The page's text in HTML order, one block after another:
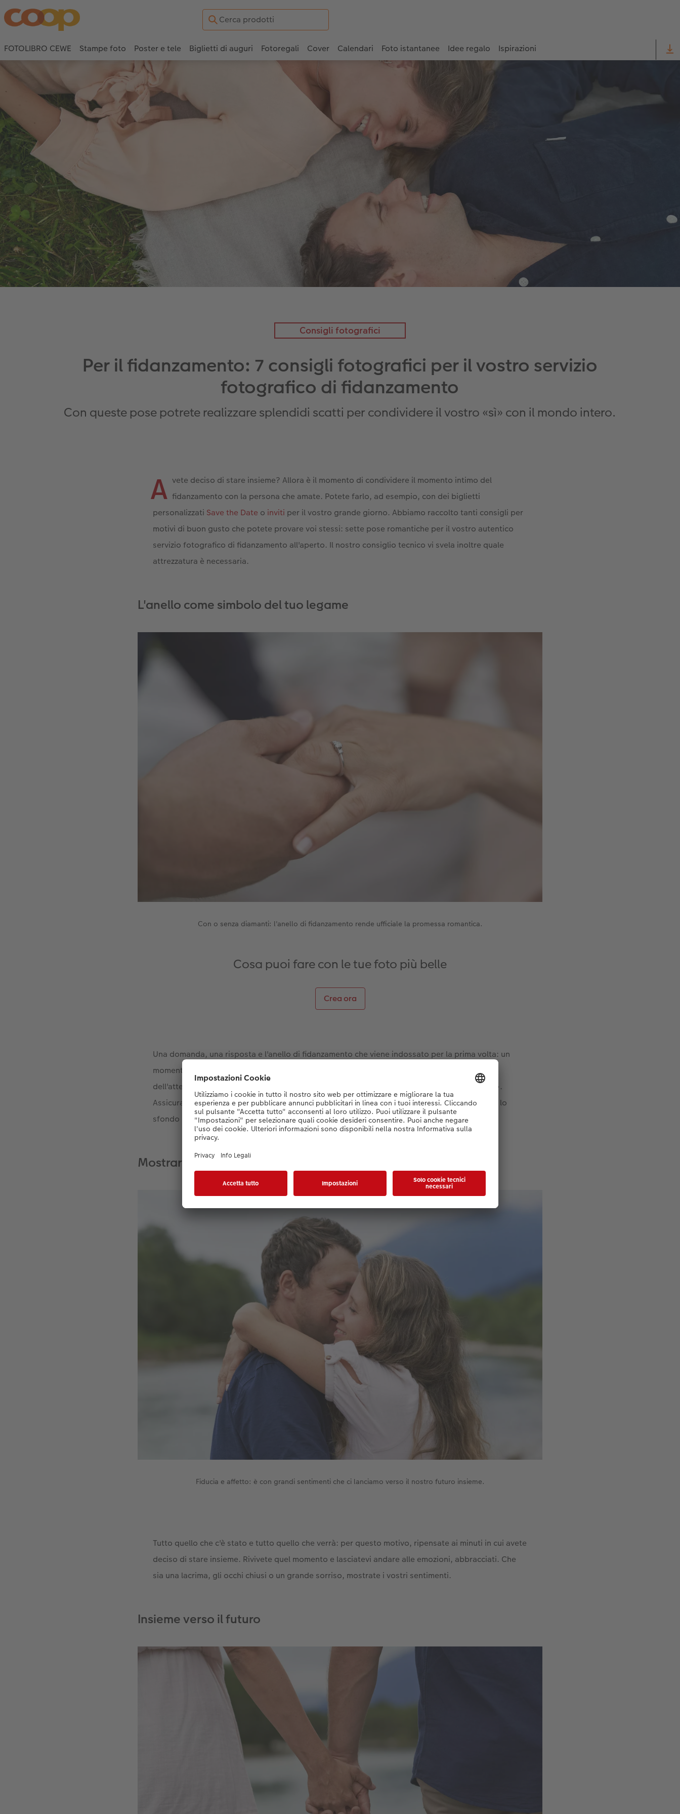
FOTOLIBRO CEWE Stampe foto Poster e tele Biglietti di auguri Fotoregali Cover Calendari Foto istantanee Idee regalo Ispirazioni
Consigli fotografici
Per il fidanzamento: 7 consigli fotografici per il vostro servizio
fotografico di fidanzamento
Con queste pose potrete realizzare splendidi scatti per condividere il vostro «sì» con il mondo intero.
A vete deciso di stare insieme? Allora è il momento di condividere il momento intimo del
fidanzamento con la persona che amate. Potete farlo, ad esempio, con dei biglietti
personalizzati Save the Date o inviti per il vostro grande giorno. Abbiamo raccolto tanti consigli per
motivi di buon gusto che potete provare voi stessi: sette pose romantiche per il vostro autentico
servizio fotografico di fidanzamento all'aperto. Il nostro consiglio tecnico vi svela inoltre quale
attrezzatura è necessaria.
L'anello come simbolo del tuo legame
Con o senza diamanti: l'anello di fidanzamento rende ufficiale la promessa romantica.
Cosa puoi fare con le tue foto più belle
Crea ora
Una domanda, una risposta e l'anello di fidanzamento che viene indossato per la prima volta: un
momento che ogni coppia ricorderà per sempre. Metti quindi questo simbolo al centro
dell'attenzione. Con un primo piano delle vostre mani e l'anello al centro, dite: «Ci sposiamo».
Assicurati di scattare in modalità ritratto. In questo modo le vostre mani risulteranno nitide e lo
sfondo leggermente sfocato
Mostrare emozioni vere
Fiducia e affetto: è con grandi sentimenti che ci lanciamo verso il nostro futuro insieme.
Tutto quello che c'è stato e tutto quello che verrà: per questo motivo, ripensate ai minuti in cui avete
deciso di stare insieme. Rivivete quel momento e lasciatevi andare alle emozioni, abbracciati. Che
sia una lacrima, gli occhi chiusi o un grande sorriso, mostrate i vostri sentimenti.
Insieme verso il futuro